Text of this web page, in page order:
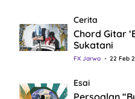
Cerita
Chord Gitar
Sukatani
FX Jarwo 22 Feb
Esai
Persoalan